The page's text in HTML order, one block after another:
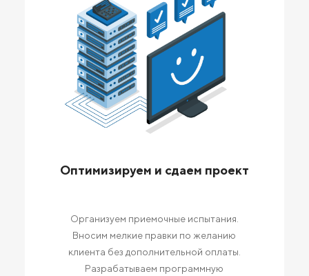
Оптимизируем и сдаем проект
Организуем приемочные испытания.
Вносим мелкие правки по желанию
клиента без дополнительной оплаты.
Разрабатываем программную